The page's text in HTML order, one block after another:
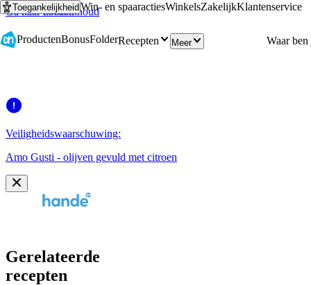
Ga naar hoofdinhoud
Ga naar zoeken
ToegankelijkheidWin- en spaaractiesWinkelsZakelijkKlantenservice
ProductenBonusFolderRecepten Meer
Veiligheidswaarschuwing:
Amo Gusti - olijven gevuld met citroen
Gerelateerde
recepten